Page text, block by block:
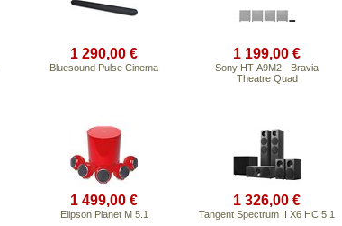
1 290,00 €
Bluesound Pulse Cinema
1 199,00 €
Sony HT-A9M2 - Bravia
Theatre Quad
1 499,00 €
Elipson Planet M 5.1
1 326,00 €
Tangent Spectrum II X6 HC 5.1